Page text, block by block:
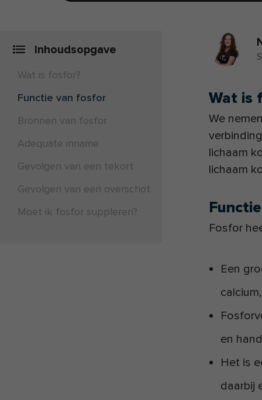
Inhoudsopgave
Wat is fosfor?
Functie van fosfor
Bronnen van fosfor
Adequate inname
Gevolgen van een tekort
Gevolgen van een overschot
Moet ik fosfor suppleren?
Wat is
We
lichaam
lichaam
Fosfor
Een
en
Het is
daarbij